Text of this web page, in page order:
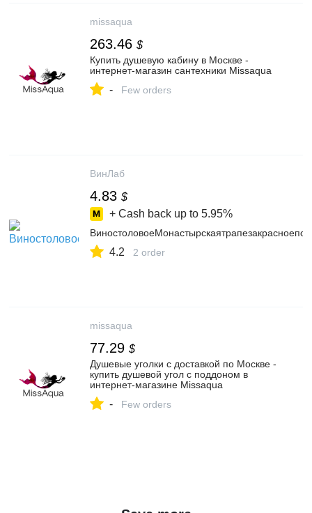
missaqua
263.46 $
Купить душевую кабину в Москве -
интернет-магазин сантехники Missaqua
- Few orders
ВинЛаб
4.83 $
+ Cash back up to 5.95%
4.2 2 order
missaqua
77.29 $
Душевые уголки с доставкой по Москве -
купить душевой угол с поддоном в
интернет-магазине Missaqua
- Few orders